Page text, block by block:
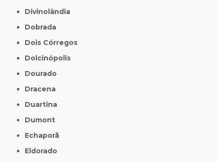
Divinolândia
Dobrada
Dois Córregos
Dolcinópolis
Dourado
Dracena
Duartina
Dumont
Echaporã
Eldorado